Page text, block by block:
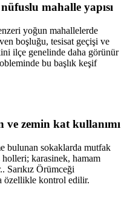
mahalle yapısı
yoğun mahallelerde
boşluğu, tesisat geçişi ve
ilçe genelinde daha görünür
bu başlık keşif
ve zemin kat kullanımı
bulunan sokaklarda mutfak
holleri; karasinek, hamam
Sarıkız Örümceği
özellikle kontrol edilir.